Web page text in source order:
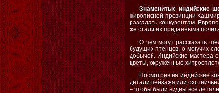
Знаменитые индийские
живописной провинции
разгадать конкурентам.
же стали их преданными
О чём могут рассказать
будущих птенцов, о могучих
добычей. Индийские мастера
цветы, окружённые
Посмотрев на индийские
детали пейзажа или
– чтобы были видны все